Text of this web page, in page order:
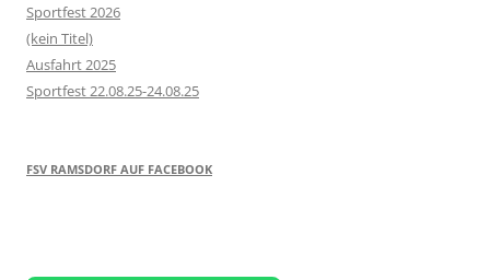
Sportfest 2026
(kein Titel)
Ausfahrt 2025
Sportfest 22.08.25-24.08.25
FSV RAMSDORF AUF FACEBOOK